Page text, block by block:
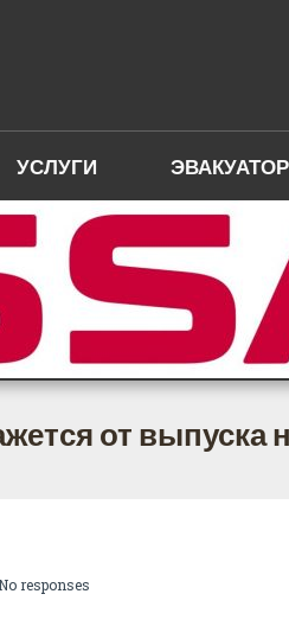
УСЛУГИ ЭВАКУАТОР
от
No responses